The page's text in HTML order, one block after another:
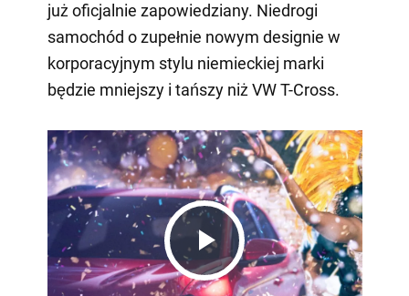
już oficjalnie zapowiedziany. Niedrogi
samochód o zupełnie nowym designie w
korporacyjnym stylu niemieckiej marki
będzie mniejszy i tańszy niż VW T-Cross.
Play